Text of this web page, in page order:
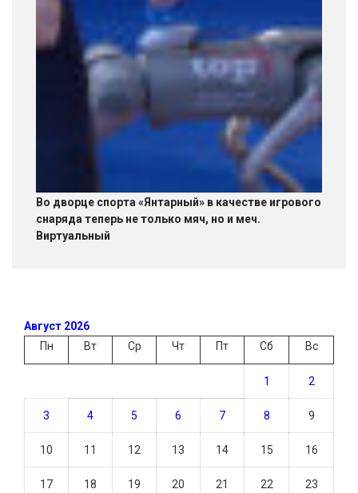
Во дворце спорта «Янтарный» в качестве игрового
снаряда теперь не только мяч, но и меч.
Виртуальный
Август 2026
Пн
Вт Ср Чт Пт Сб Вс
1 2
3 4 5 6 7 8 9
10 11 12 13 14 15 16
17 18 19 20 21 22 23